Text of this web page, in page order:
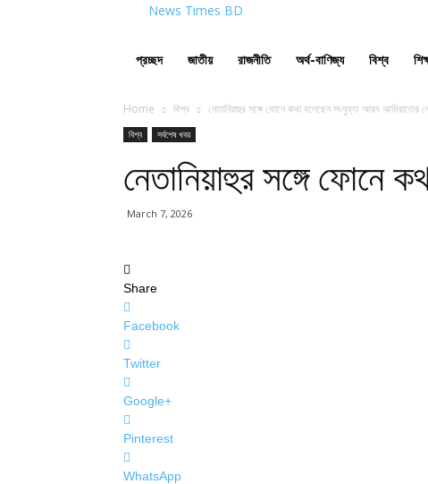
News Times BD
প্রচ্ছদ জাতীয় রাজনীতি অর্থ-বাণিজ্য বিশ্ব
Home বিশ্ব নেতানিয়াহুর সঙ্গে ফোনে কথা বলেছেন সংযুক্ত আরব আমিরাতের
বিশ্ব সর্বশেষ খবর
নেতানিয়াহুর সঙ্গে
March 7, 2026
Share
Facebook
Twitter
Google+
Pinterest
WhatsApp